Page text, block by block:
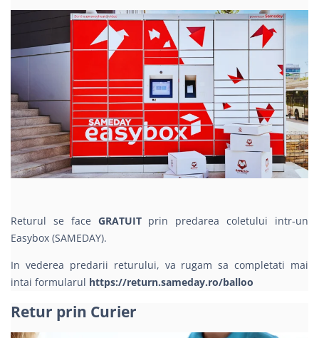
Returul se face GRATUIT prin predarea coletului intr-un
Easybox (SAMEDAY).
In vederea predarii returului, va rugam sa completati mai
intai formularul https://return.sameday.ro/balloo
Retur prin Curier